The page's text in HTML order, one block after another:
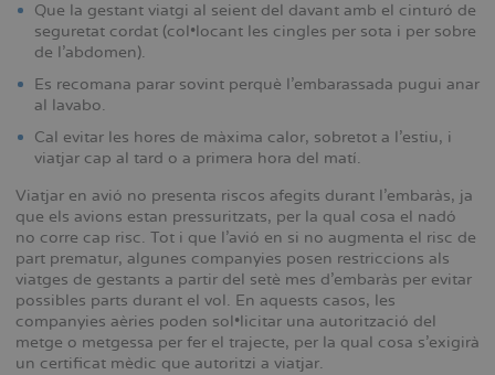
Que la gestant viatgi al seient del davant amb el cinturó de
seguretat cordat (col•locant les cingles per sota i per sobre
de l’abdomen).
Es recomana parar sovint perquè l’embarassada pugui anar
al lavabo.
Cal evitar les hores de màxima calor, sobretot a l’estiu, i
viatjar cap al tard o a primera hora del matí.
Viatjar en avió no presenta riscos afegits durant l’embaràs, ja
que els avions estan pressuritzats, per la qual cosa el nadó
no corre cap risc. Tot i que l’avió en si no augmenta el risc de
part prematur, algunes companyies posen restriccions als
viatges de gestants a partir del setè mes d’embaràs per evitar
possibles parts durant el vol. En aquests casos, les
companyies aèries poden sol•licitar una autorització del
metge o metgessa per fer el trajecte, per la qual cosa s’exigirà
un certificat mèdic que autoritzi a viatjar.